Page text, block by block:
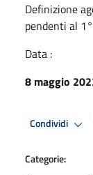
Definizione
pendenti al
Data :
8 maggio
Condividi
Categorie: